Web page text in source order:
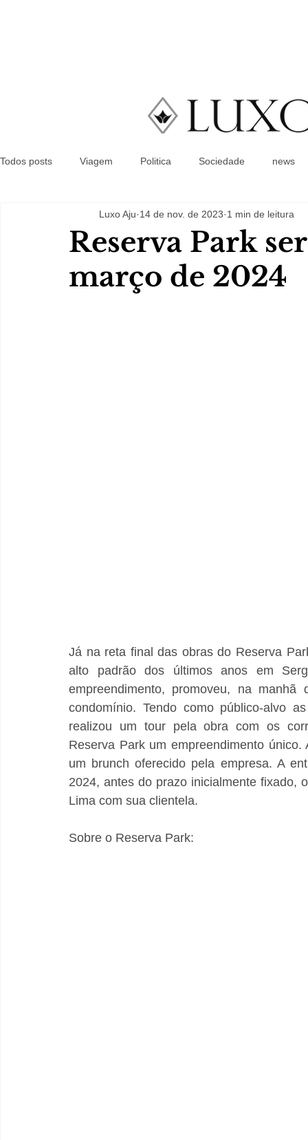
Todos posts Viagem Politica Sociedade news
Reserva Park
março de 2024
Luxo Aju 14 de nov. de 2023 1 min de leitura
Já na reta final das obras do Reserva
alto padrão dos últimos anos em
empreendimento, promoveu, na
condomínio. Tendo como público-alvo
realizou um tour pela obra com os
Reserva Park um empreendimento
um brunch oferecido pela empresa. A
2024, antes do prazo inicialmente fixado,
Lima com sua clientela.
Sobre o Reserva Park: